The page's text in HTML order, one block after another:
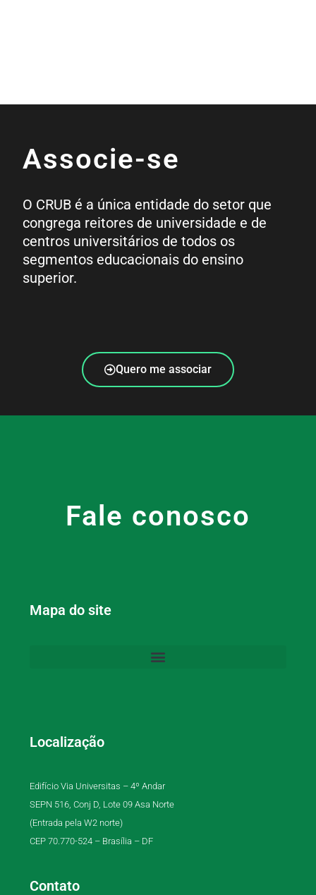
Associe-se
O CRUB é a única entidade do setor que
congrega reitores de universidade e de
centros universitários de todos os
segmentos educacionais do ensino
superior.
Quero me associar
Fale conosco
Mapa do site
Localização
Edifício Via Universitas – 4º Andar
SEPN 516, Conj D, Lote 09 Asa Norte
(Entrada pela W2 norte)
CEP 70.770-524 – Brasília – DF
Contato